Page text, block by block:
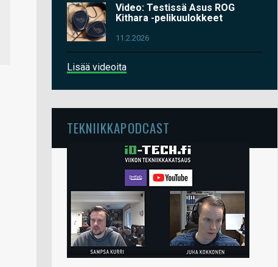
Video: Testissä Asus ROG
Kithara -pelikuulokkeet
11.2.2026
Lisää videoita
TEKNIIKKAPODCAST